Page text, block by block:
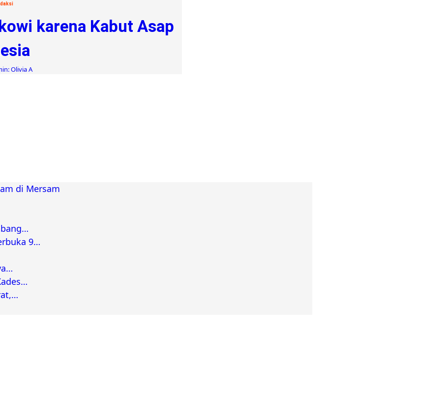
karena Kabut Asap
Olivia A
di Mersam
9…